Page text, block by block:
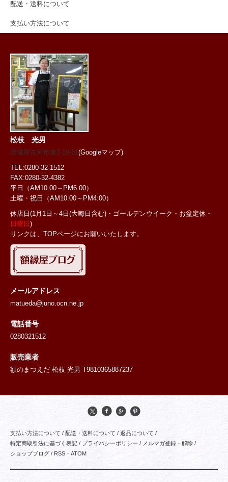
配送・送料について
支払い方法について
松枝 光男
茨城県古河市東2-19-31(Googleマップ)
TEL:0280-32-1512
FAX:0280-32-4382
平日（AM10:00～PM6:00）
土曜・祝日
（AM10:00～PM4:00）
休店日(1月1日～4日(大晦日含む)・ゴールデンウイーク・お盆定休・
日曜日 )
リンクは、TOPページにお願いいたします。
メールアドレス
matueda@juno.ocn.ne.jp
電話番号
0280321512
販売業者
額のまつえだ 松枝 光男 T9810365887237
支払い方法について / 配送・送料について / 返品について /
特定商取引法に基づく表記 / プライバシーポリシー / メルマガ登録・解除 /
ショップブログ / RSS ・ ATOM